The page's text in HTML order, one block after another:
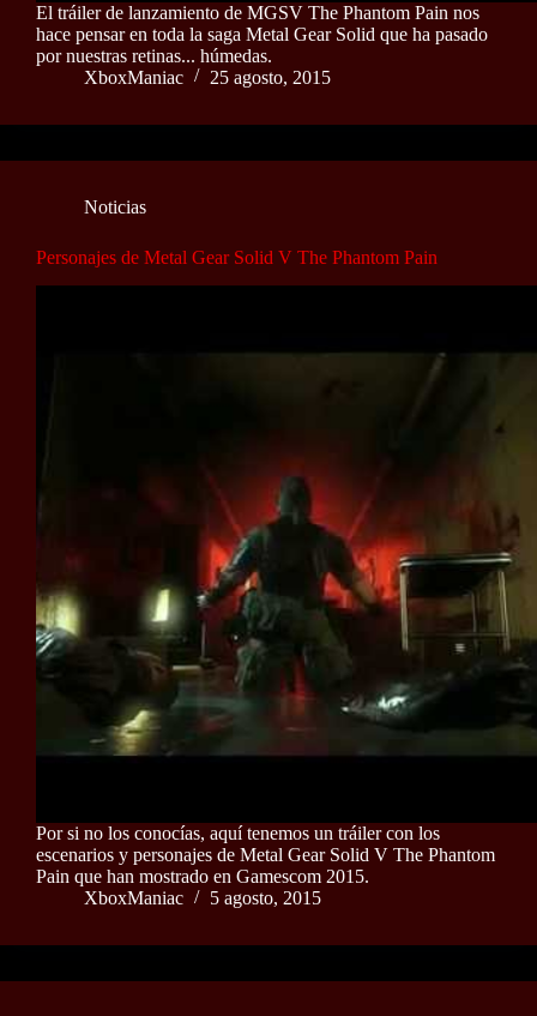
El tráiler de lanzamiento de MGSV The Phantom Pain nos
hace pensar en toda la saga Metal Gear Solid que ha pasado
por nuestras retinas... húmedas.
XboxManiac
25 agosto, 2015
Noticias
Personajes de Metal Gear Solid V The Phantom Pain
Por si no los conocías, aquí tenemos un tráiler con los
escenarios y personajes de Metal Gear Solid V The Phantom
Pain que han mostrado en Gamescom 2015.
XboxManiac
5 agosto, 2015